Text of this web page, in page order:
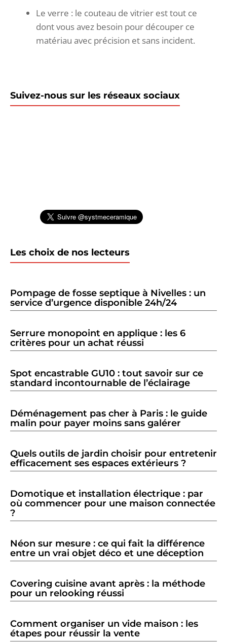
Le verre : le couteau de vitrier est tout ce
dont vous avez besoin pour découper ce
matériau avec précision et sans incident.
Suivez-nous sur les réseaux sociaux
Les choix de nos lecteurs
Pompage de fosse septique à Nivelles : un
service d’urgence disponible 24h/24
Serrure monopoint en applique : les 6
critères pour un achat réussi
Spot encastrable GU10 : tout savoir sur ce
standard incontournable de l’éclairage
Déménagement pas cher à Paris : le guide
malin pour payer moins sans galérer
Quels outils de jardin choisir pour entretenir
efficacement ses espaces extérieurs ?
Domotique et installation électrique : par
où commencer pour une maison connectée
?
Néon sur mesure : ce qui fait la différence
entre un vrai objet déco et une déception
Covering cuisine avant après : la méthode
pour un relooking réussi
Comment organiser un vide maison : les
étapes pour réussir la vente